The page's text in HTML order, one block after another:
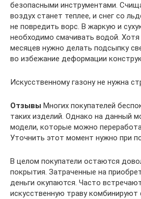
безопасными инструментами.
воздух станет теплее, и снег со
не повредить ворс. В жаркую и
необходимо смачивать водой.
месяцев нужно делать подсыпку
во избежание деформации
Искусственному газону не нужна
Отзывы Многих покупателей
таких изделий. Однако на данный
модели, которые можно
Уточнить этот момент нужно при
В целом покупатели остаются
покрытия. Затраченные на
деньги окупаются. Часто
искусственную траву